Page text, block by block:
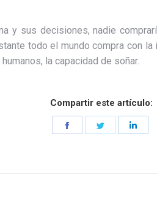
y sus decisiones, nadie
todo el mundo compra con
la capacidad de soñar.
Compartir este artículo:
Share